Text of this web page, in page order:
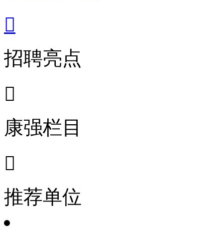

招聘亮点

康强栏目

推荐单位